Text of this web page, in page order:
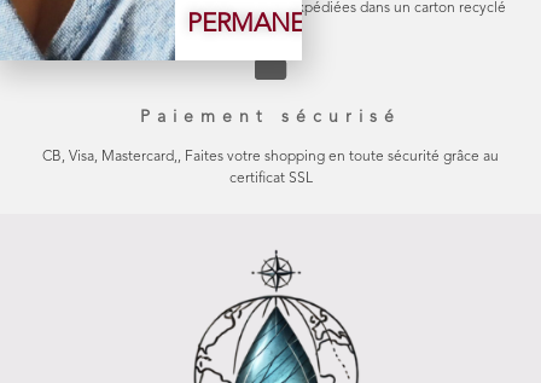
en carton naturel Les commandes sont expédiées dans un carton recyclé
Paiement sécurisé
CB, Visa, Mastercard,, Faites votre shopping en toute sécurité grâce au
certificat SSL
PERMANENTE